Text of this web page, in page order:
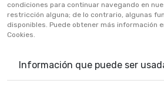
Políticas De
Preguntas
933906515
condiciones para continuar navegando en
restricción alguna; de lo contrario, algunas
disponibles. Puede obtener más información
Cookies.
Información que puede ser